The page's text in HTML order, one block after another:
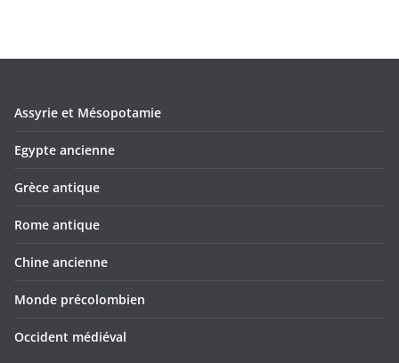
Assyrie et Mésopotamie
Egypte ancienne
Grèce antique
Rome antique
Chine ancienne
Monde précolombien
Occident médiéval